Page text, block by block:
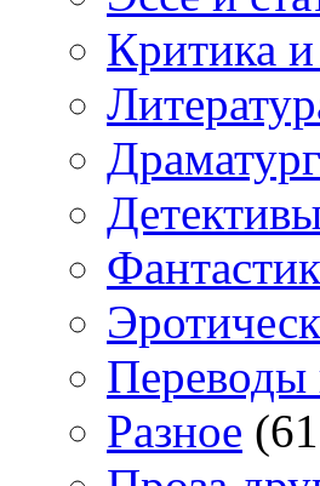
Критика
Переводы
Разное